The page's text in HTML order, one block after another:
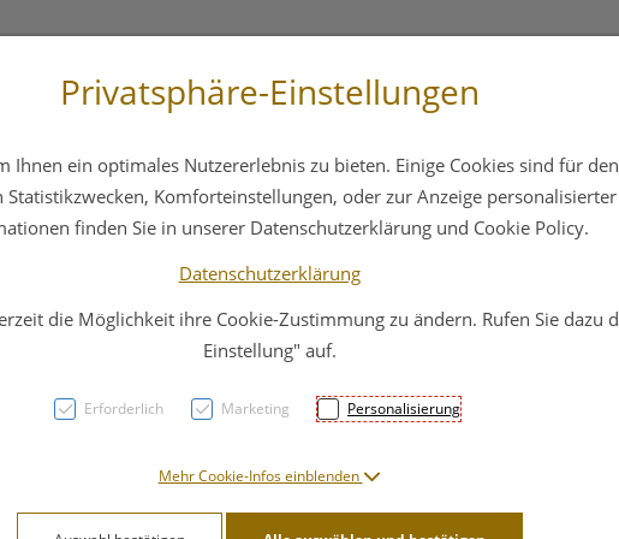
Hautpflege Familie Nahrungsergänzung
Noreva
PZN: 3312208
Privatsphäre-Einstellungen
Ihnen ein optimales Nutzererlebnis zu bieten. Einige Cookies sind für
Komforteinstellungen, oder zur Anzeige
finden Sie in unserer Datenschutzerklärung und Cookie Policy.
Datenschutzerklärung
die Möglichkeit ihre Cookie-Zustimmung zu ändern. Rufen Sie dazu
Einstellung" auf.
Erforderlich Marketing Personalisierung
Mehr Cookie-Infos einblenden